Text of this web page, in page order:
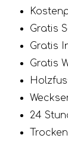
Gratis
Gratis
Gratis
24